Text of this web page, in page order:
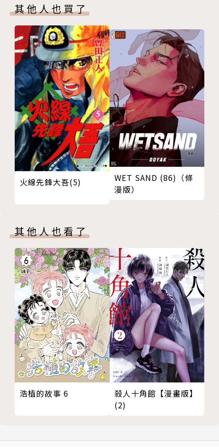
其他人也買了
火線先鋒大吾(5)
WET SAND (86)（條
漫版）
其他人也看了
浩植的故事 6
殺人十角館【漫畫版】
(2)